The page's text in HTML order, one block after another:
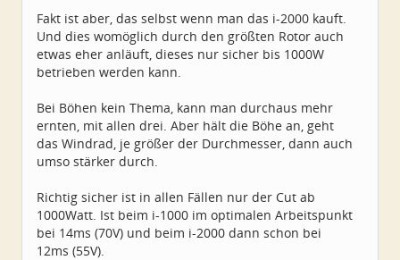
Fakt ist aber, das selbst wenn man das i-2000 kauft.
Und dies womöglich durch den größten Rotor auch
etwas eher anläuft, dieses nur sicher bis 1000W
betrieben werden kann.
Bei Böhen kein Thema, kann man durchaus mehr
ernten, mit allen drei. Aber hält die Böhe an, geht
das Windrad, je größer der Durchmesser, dann auch
umso stärker durch.
Richtig sicher ist in allen Fällen nur der Cut ab
1000Watt. Ist beim i-1000 im optimalen Arbeitspunkt
bei 14ms (70V) und beim i-2000 dann schon bei
12ms (55V).